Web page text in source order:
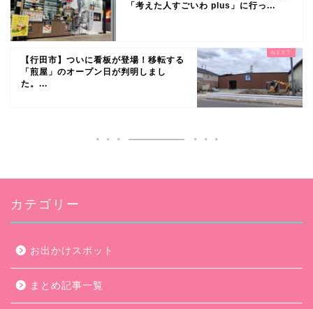
「考えた人すごいわ plus」に行っ...
【行田市】ついに看板が登場！移転する
「煎屋」のオープン日が判明しまし
た。...
カテゴリー
お出かけスポット
まとめ記事一覧